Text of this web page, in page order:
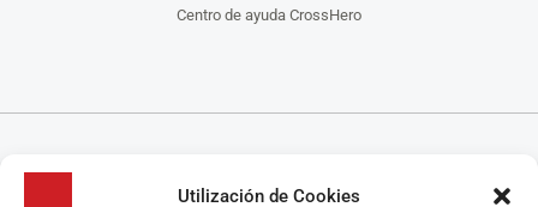
Utilización de Cookies
Centro de ayuda CrossHero
CrossHero es un software y app todo en uno, para la gestión de gimnasios, centros de
CrossFit, escuelas de artes marciales, estudios de yoga y/o pilates y centros de danza, que